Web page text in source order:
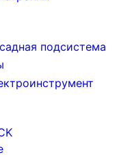
подсистема